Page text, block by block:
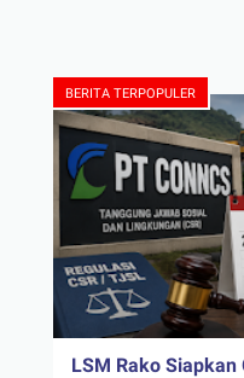
BERITA TERPOPULER
LSM Rako